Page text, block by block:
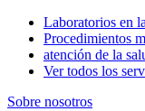
Laboratorios en
Procedimientos
atención de la
Ver todos los
Sobre nosotros